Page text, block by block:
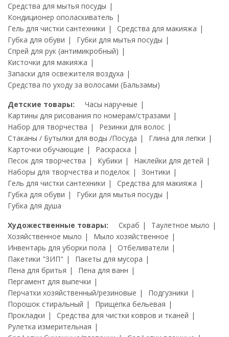
Средства для мытья посуды
Кондиционер ополаскиватель
Гель для чистки сантехники
Средства для макияжа
Губка для обуви
Губки для мытья посуды
Спрей для рук (антимикробный)
Кисточки для макияжа
Запаски для освежителя воздуха
Средства по уходу за волосами (Бальзамы)
Детские товары:
Часы наручные
Картины для рисования по номерам/стразами
Набор для творчества
Резинки для волос
Стаканы / Бутылки для воды /Посуда
Глина для лепки
Карточки обучающие
Раскраска
Песок для творчества
Кубики
Наклейки для детей
Наборы для творчества и поделок
Зонтики
Гель для чистки сантехники
Средства для макияжа
Губка для обуви
Губки для мытья посуды
Губка для душа
Художественные товары:
Скраб
Таулетное мыло
Хозяйственное мыло
Мыло хозяйственное
Инвентарь для уборки пола
Отбеливатели
Пакетики "ЗИП"
Пакеты для мусора
Пена для бритья
Пена для ванн
Пергамент для выпечки
Перчатки хозяйственный/резиновые
Подгузники
Порошок стиральный
Прищепка бельевая
Прокладки
Средства для чистки ковров и тканей
Рулетка измерительная